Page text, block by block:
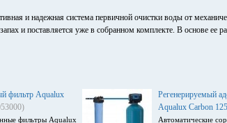
и надежная система первичной очистки воды от
и поставляется уже в собранном комплекте. В основе ее
фильтр Aqualux
фильтры Aqualux
Регенерируемый
Aqualux Carbon
Автоматические